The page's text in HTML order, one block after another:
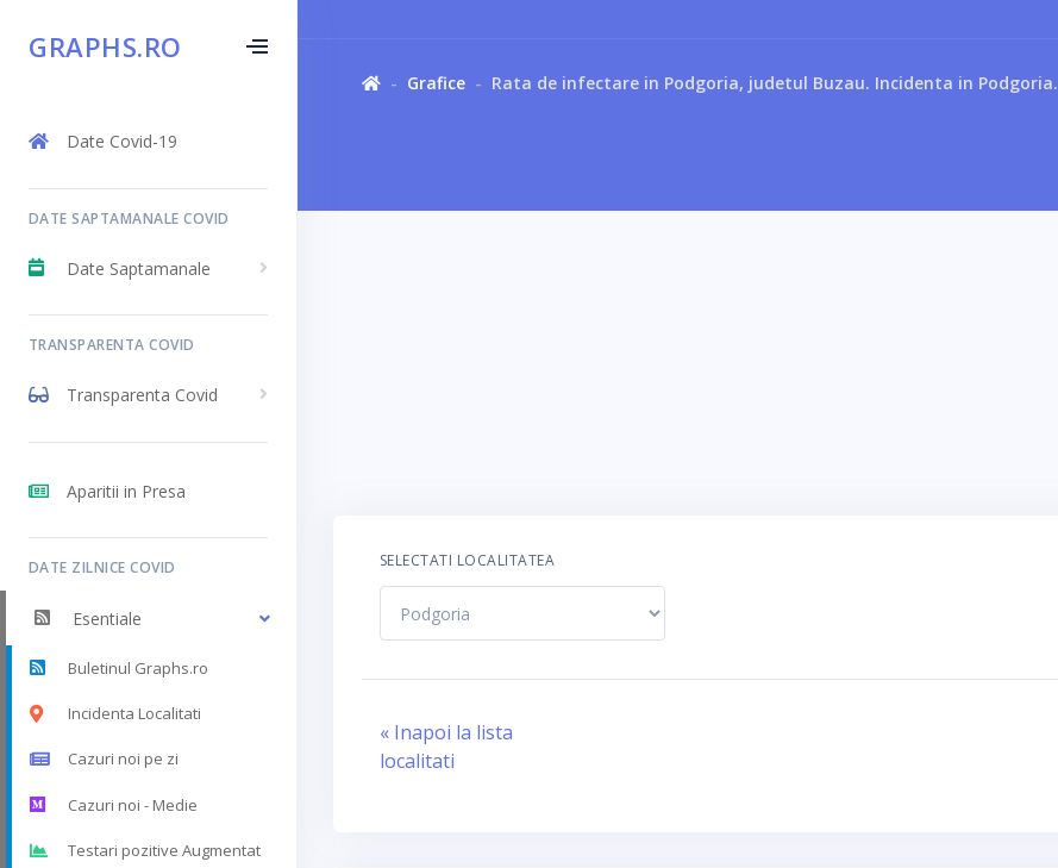
GRAPHS.RO
Date Covid-19
DATE SAPTAMANALE COVID
Date Saptamanale
TRANSPARENTA COVID
Transparenta Covid
Aparitii in Presa
DATE ZILNICE COVID
Esentiale
Buletinul Graphs.ro
Incidenta Localitati
Cazuri noi pe zi
Cazuri noi - Medie
Testari pozitive Augmentat
Grafice Rata de infectare in Podgoria, judetul Buzau. Incidenta in Podgoria.
SELECTATI LOCALITATEA
« Inapoi la lista
localitati